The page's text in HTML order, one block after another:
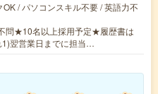
/ パソコンスキル不要 / 英語力不
問★10名以上採用予定★履歴書は
翌営業日までに担当…